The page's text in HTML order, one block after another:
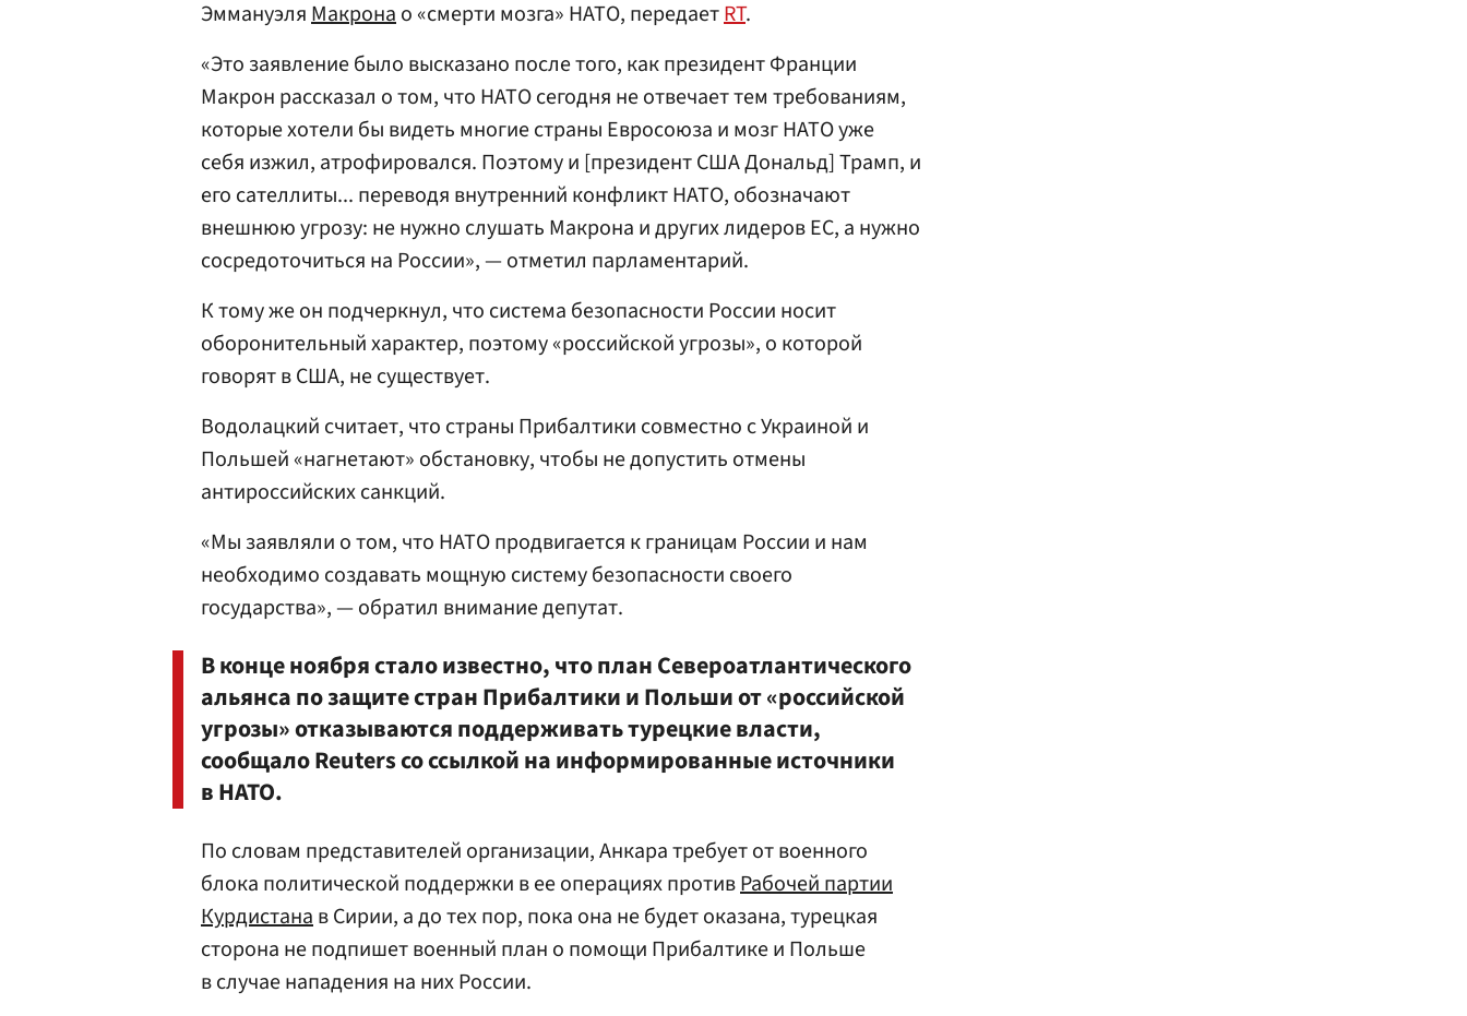
ЭммануэляМакронао «смерти мозга» НАТО, передаетRT.
«Это заявление было высказано после того, как президент Франции
Макрон рассказал о том, что НАТО сегодня не отвечает тем требованиям,
которые хотели бы видеть многие страны Евросоюза и мозг НАТО уже
себя изжил, атрофировался. Поэтому и [президент США Дональд] Трамп, и
его сателлиты... переводя внутренний конфликт НАТО, обозначают
внешнюю угрозу: не нужно слушать Макрона и других лидеров ЕС, а нужно
сосредоточиться на России», — отметил парламентарий.
К тому же он подчеркнул, что система безопасности России носит
оборонительный характер, поэтому «российской угрозы», о которой
говорят в США, не существует.
Водолацкий считает, что страны Прибалтики совместно с Украиной и
Польшей «нагнетают» обстановку, чтобы не допустить отмены
антироссийских санкций.
«Мы заявляли о том, что НАТО продвигается к границам России и нам
необходимо создавать мощную систему безопасности своего
государства», — обратил внимание депутат.
В конце ноября стало известно, что план Североатлантического
альянса по защите стран Прибалтики и Польши от «российской
угрозы» отказываются поддерживать турецкие власти,
сообщало Reuters со ссылкой на информированные источники
в НАТО.
По словам представителей организации, Анкара требует от военного
блока политической поддержки в ее операциях противРабочей партии
Курдистанав Сирии, а до тех пор, пока она не будет оказана, турецкая
сторона не подпишет военный план о помощи Прибалтике и Польше
в случае нападения на них России.